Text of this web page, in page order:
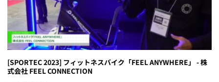
[SPORTEC 2023] フィットネスバイク「FEEL ANYWHERE」 - 株
式会社 FEEL CONNECTION